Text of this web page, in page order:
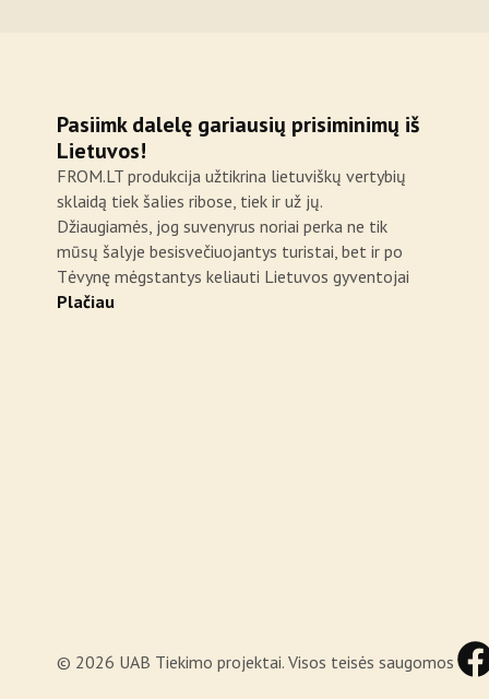
Pasiimk dalelę gariausių prisiminimų iš
Lietuvos!
FROM.LT produkcija užtikrina lietuviškų vertybių
sklaidą tiek šalies ribose, tiek ir už jų.
Džiaugiamės, jog suvenyrus noriai perka ne tik
mūsų šalyje besisvečiuojantys turistai, bet ir po
Tėvynę mėgstantys keliauti Lietuvos gyventojai
Plačiau
© 2026 UAB Tiekimo projektai. Visos teisės saugomos